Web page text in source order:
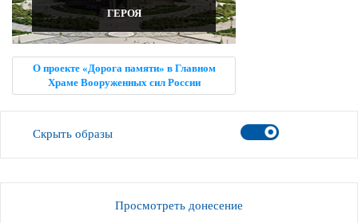
ГЕРОЯ
О проекте «Дорога памяти» в Главном
Храме Вооруженных сил России
Скрыть образы
Просмотреть донесение